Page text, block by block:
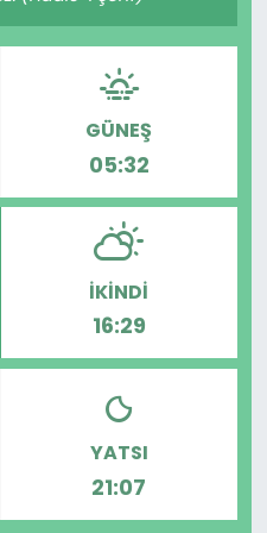
GÜNEŞ
05:32
İKINDI
16:29
YATSI
21:07